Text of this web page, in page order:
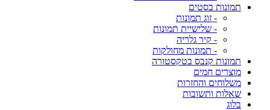
תמונות בסטים
- זוג תמונות
- שלישיית תמונות
- קיר גלריה
- תמונות מחולקות
תמונות קנבס בטקסטורה
מוצרים חמים
משלוחים והחזרות
שאלות ותשובות
בלוג